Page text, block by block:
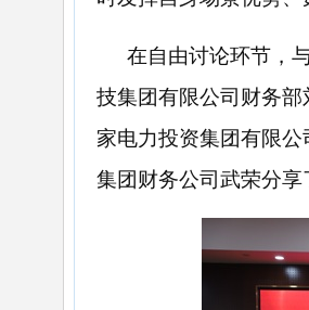
在自由讨论环节，
技集团有限公司财务
家电力投资集团有限
集团财务公司武荣分享